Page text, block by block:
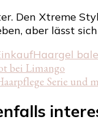
Den Xtreme
aber lässt
Haargel
bei Limango
Serie und